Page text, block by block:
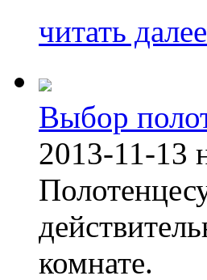
читать
Выбор
2013-11-13
комнате.